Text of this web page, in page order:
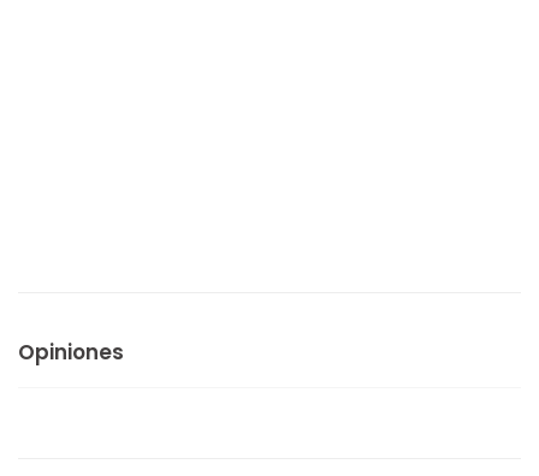
Opiniones